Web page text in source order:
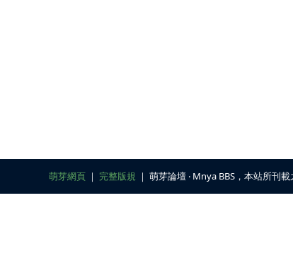
萌芽網頁 ｜ 完整版規 ｜ 萌芽論壇 ‧ Mnya BBS，本站所刊